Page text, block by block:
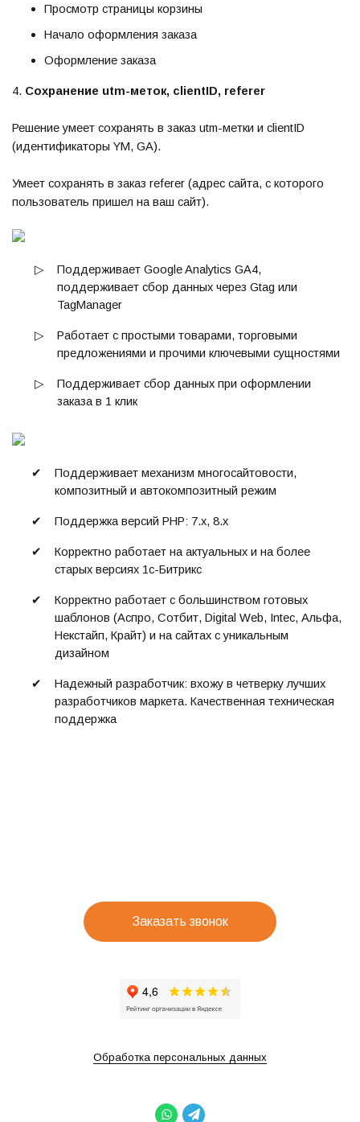
Просмотр страницы корзины
Начало оформления заказа
Оформление заказа
4. Сохранение utm-меток, clientID, referer
Решение умеет сохранять в заказ utm-метки и clientID
(идентификаторы YM, GA).
Умеет сохранять в заказ referer (адрес сайта, с которого
пользователь пришел на ваш сайт).
▷
Поддерживает Google Analytics GA4,
поддерживает сбор данных через Gtag или
TagManager
▷
Работает с простыми товарами, торговыми
предложениями и прочими ключевыми сущностями
▷
Поддерживает сбор данных при оформлении
заказа в 1 клик
✔
Поддерживает механизм многосайтовости,
композитный и автокомпозитный режим
✔ Поддержка версий PHP: 7.x, 8.x
✔
Корректно работает на актуальных и на более
старых версиях 1с-Битрикс
✔
Корректно работает с большинством готовых
шаблонов (Аспро, Сотбит, Digital Web, Intec, Альфа,
Некстайп, Крайт) и на сайтах с уникальным
дизайном
✔
Надежный разработчик: вхожу в четверку лучших
разработчиков маркета. Качественная техническая
поддержка
Заказать звонок
Обработка персональных данных